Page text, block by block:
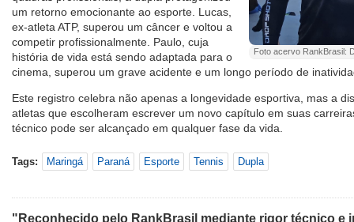
Foto acervo RankBrasil:
um retorno emocionante ao esporte. Lucas,
ex-atleta ATP, superou um câncer e voltou a
competir profissionalmente. Paulo, cuja
história de vida está sendo adaptada para o
cinema, superou um grave acidente e um longo período de
Este registro celebra não apenas a longevidade esportiva, mas a
atletas que escolheram escrever um novo capítulo em suas
técnico pode ser alcançado em qualquer fase da vida.
Tags: Maringá Paraná Esporte Tennis Dupla
"Reconhecido pelo RankBrasil mediante rigor técnico e